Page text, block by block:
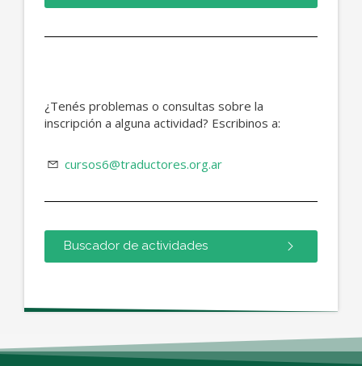
¿Tenés problemas o consultas sobre la
inscripción a alguna actividad? Escribinos a:
cursos6@traductores.org.ar
Buscador de actividades